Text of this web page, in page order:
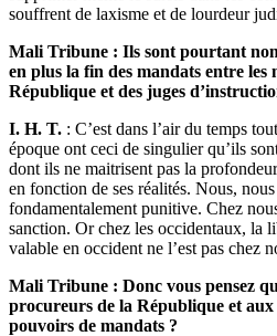
souffrent de laxisme et de lourdeur
Mali Tribune : Ils sont pourtant
en plus la fin des mandats entre les
République et des juges
I. H. T. : C’est dans l’air du temps
époque ont ceci de singulier qu’ils
dont ils ne maitrisent pas la
en fonction de ses réalités. Nous,
fondamentalement punitive. Chez
sanction. Or chez les occidentaux, la
valable en occident ne l’est pas chez
Mali Tribune : Donc vous pensez
procureurs de la République et
pouvoirs de mandats ?